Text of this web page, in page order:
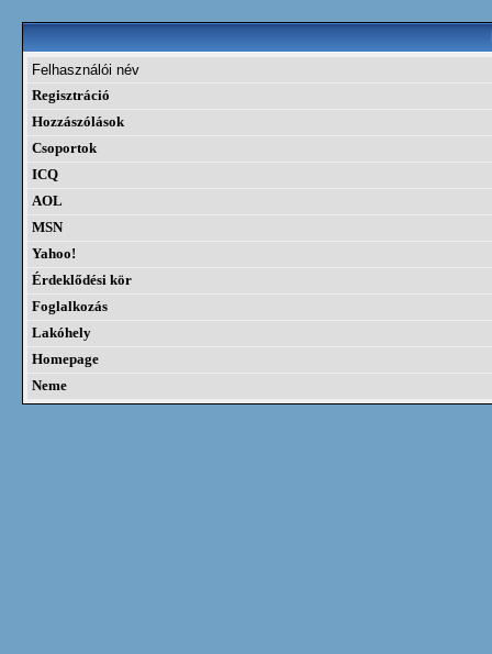
Felhasználói név
Regisztráció
Hozzászólások
Csoportok
ICQ
AOL
MSN
Yahoo!
Érdeklődési kör
Foglalkozás
Lakóhely
Homepage
Neme